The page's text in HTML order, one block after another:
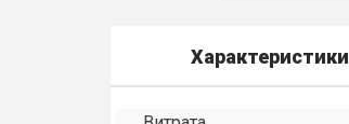
Характеристики